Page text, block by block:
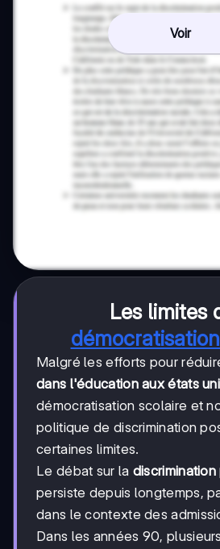
Voir
Les limites
Malgré les efforts pour
dans l'éducation aux états
démocratisation scolaire et
politique de discrimination
certaines limites.
Le débat sur la
persiste depuis longtemps,
dans le contexte des
Dans les années 90,